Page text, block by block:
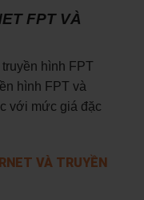
FPT VÀ
hình FPT
hình FPT và
với mức giá đặc
VÀ TRUYỀN